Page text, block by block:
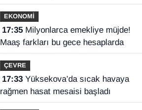
EKONOMİ
17:35Milyonlarca emekliye müjde!
Maaş farkları bu gece hesaplarda
ÇEVRE
17:33Yüksekova’da sıcak havaya
rağmen hasat mesaisi başladı